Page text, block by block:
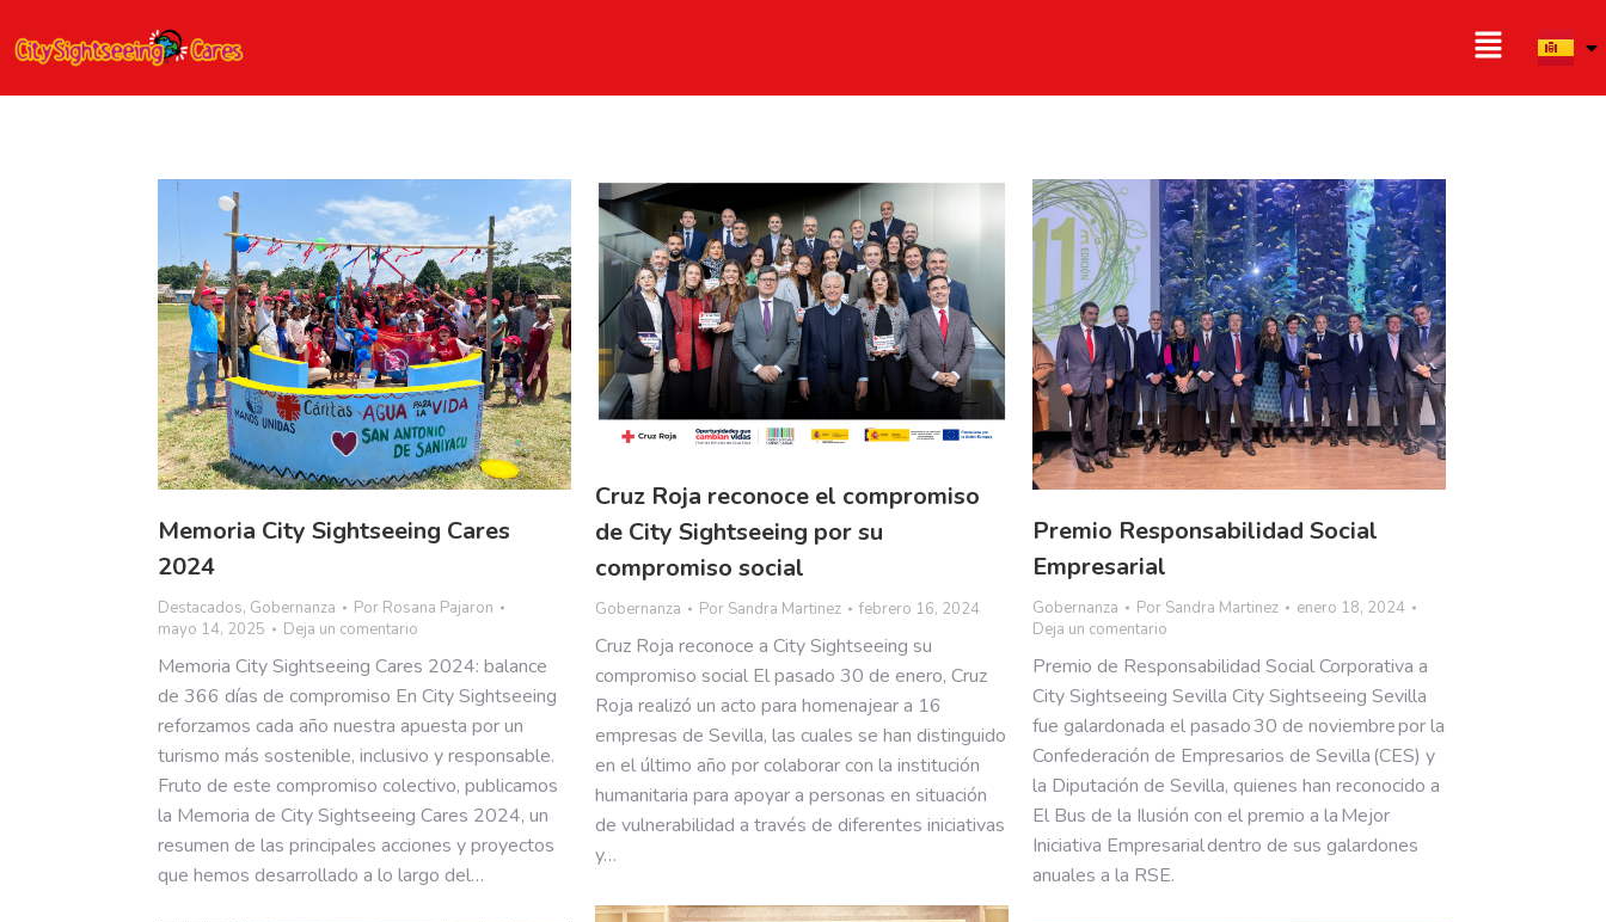
Memoria City Sightseeing Cares
2024
Destacados, Gobernanza Por Rosana Pajaron
mayo 14, 2025
Deja un comentario
Memoria City Sightseeing Cares 2024: balance
de 366 días de compromiso En City Sightseeing
reforzamos cada año nuestra apuesta por un
turismo más sostenible, inclusivo y responsable.
Fruto de este compromiso colectivo, publicamos
la Memoria de City Sightseeing Cares 2024, un
resumen de las principales acciones y proyectos
que hemos desarrollado a lo largo del…
Cruz Roja reconoce el compromiso
de City Sightseeing por su
compromiso social
Gobernanza Por Sandra Martinez febrero 16, 2024
Cruz Roja reconoce a City Sightseeing su
compromiso social El pasado 30 de enero, Cruz
Roja realizó un acto para homenajear a 16
empresas de Sevilla, las cuales se han distinguido
en el último año por colaborar con la institución
humanitaria para apoyar a personas en situación
de vulnerabilidad a través de diferentes iniciativas
y…
Premio Responsabilidad Social
Empresarial
Gobernanza Por Sandra Martinez
enero 18, 2024
Deja un comentario
Premio de Responsabilidad Social Corporativa a
City Sightseeing Sevilla City Sightseeing Sevilla
fue galardonada el pasado 30 de noviembre por la
Confederación de Empresarios de Sevilla (CES) y
la Diputación de Sevilla, quienes han reconocido a
El Bus de la Ilusión con el premio a la Mejor
Iniciativa Empresarial dentro de sus galardones
anuales a la RSE.